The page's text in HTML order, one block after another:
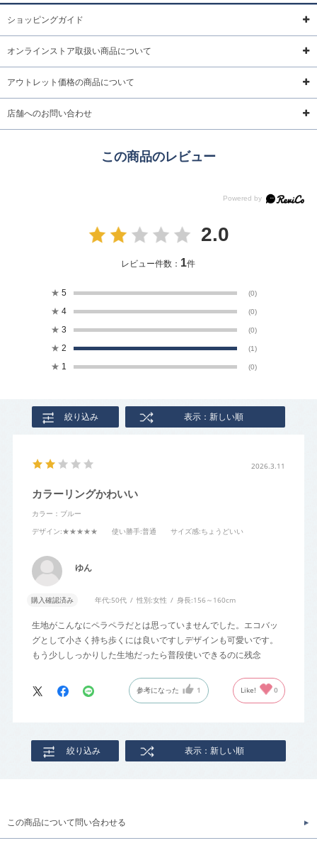
※実物の色味に近づけて撮影していますが、ご使用の端末やモニター環境に
より、実際の色味と異なって見える場合がございます。
サイズ詳細 (cm)約
高さ40 横幅42 ハンドル61
素材・原材料 ポリエステル
原産国 中国製
サイズについて
ショッピングガイド
オンラインストア取扱い商品について
アウトレット価格の商品について
店舗へのお問い合わせ
この商品のレビュー
2.0
レビュー件数： 1件
★ 5 (0)
★ 4 (0)
★ 3 (0)
★ 2 (1)
★ 1 (0)
絞り込み 表示：新しい順
2026.3.11
カラーリングかわいい
カラー：ブルー
デザイン:★★★★★ 使い勝手:普通 サイズ感:ちょうどいい
ゆん
購入確認済み 年代:50代 性別:女性 身長:156～160cm
生地がこんなにペラペラだとは思っていませんでした。エコバッ
グとして小さく持ち歩くには良いですしデザインも可愛いです。
もう少ししっかりした生地だったら普段使いできるのに残念
参考になった 1 Like! 0
絞り込み 表示：新しい順
この商品について問い合わせる